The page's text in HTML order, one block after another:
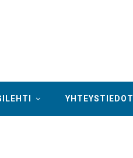
YHTEYSTIEDOT